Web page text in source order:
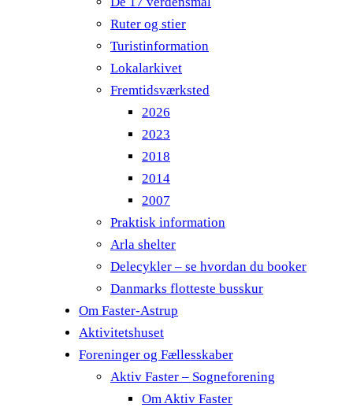
Ruter og stier
Turistinformation
Lokalarkivet
Fremtidsværksted
2026
2023
2018
2014
2007
Praktisk information
Arla shelter
Delecykler – se hvordan du booker
Danmarks flotteste busskur
Om Faster-Astrup
Aktivitetshuset
Foreninger og Fællesskaber
Aktiv Faster – Sogneforening
Om Aktiv Faster